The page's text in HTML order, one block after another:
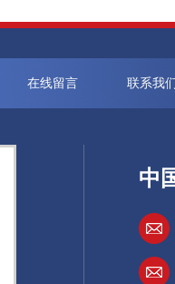
在线留言 联系我们
中